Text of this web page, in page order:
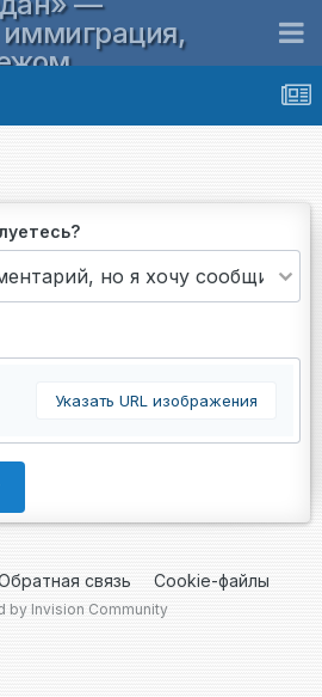
Указать URL изображения
связь Cookie-файлы
by Invision Community